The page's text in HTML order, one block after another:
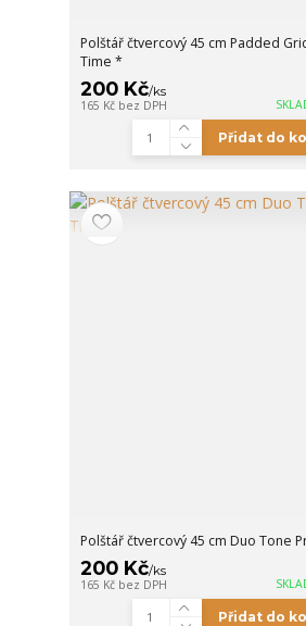
Polštář čtvercový 45 cm Padded
Time *
200 Kč/ks
165 Kč bez DPH
Přidat do
Polštář čtvercový 45 cm Duo Tone
200 Kč/ks
165 Kč bez DPH
Přidat do